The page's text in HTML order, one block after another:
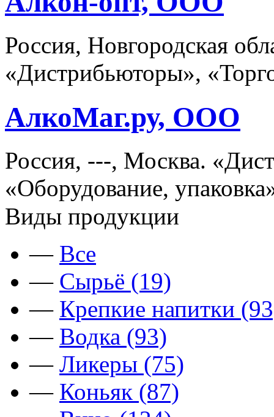
Россия, Новгородская
«Дистрибьюторы»,
АлкоМаг.ру, ООО
Россия, ---, Москва.
«Оборудование,
Виды продукции
— Все
— Сырьё (19)
— Крепкие напитки
— Водка (93)
— Ликеры (75)
— Коньяк (87)